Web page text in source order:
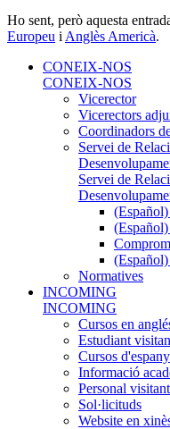
Ho sent, però aquesta
Europeu i Anglès Americà.
CONEIX-NOS
CONEIX-NOS
Vicerector
Vicerectors
Coordinadors
Servei de
Servei de
Normatives
INCOMING
INCOMING
Cursos en
Estudiant
Cursos
Informació
Personal visitant
Sol·licituds
Website en